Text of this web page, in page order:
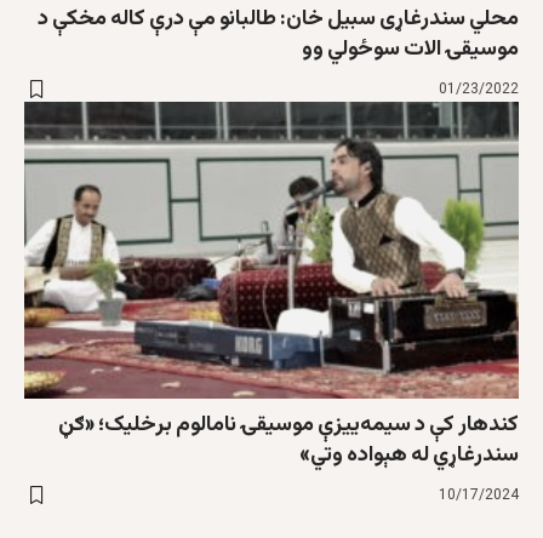
محلي سندرغاړی سبیل خان: طالبانو مې درې کاله مخکې د
موسیقۍ الات سوځولي وو
01/23/2022
کندهار کې د سیمه‌ییزې موسیقۍ نامالوم برخلیک؛ «ګڼ
سندرغاړي له هېواده وتي»
10/17/2024